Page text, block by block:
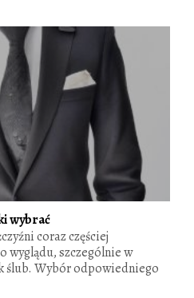
wybrać
coraz częściej
wyglądu, szczególnie w
ślub. Wybór odpowiedniego